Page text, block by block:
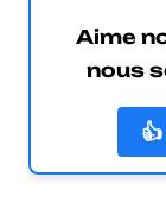
Aime
nous